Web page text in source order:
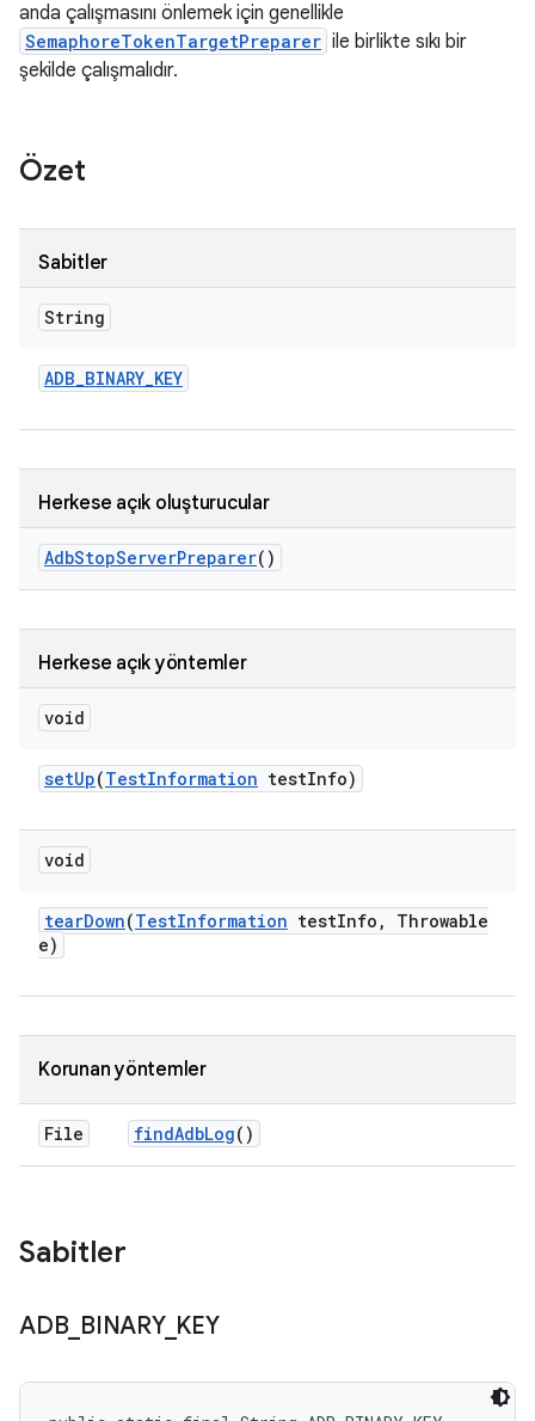
anda çalışmasını önlemek için genellikle
SemaphoreTokenTargetPreparer ile birlikte sıkı bir
şekilde çalışmalıdır.
Özet
Sabitler
String
ADB_BINARY_KEY
Herkese açık oluşturucular
AdbStopServerPreparer()
Herkese açık yöntemler
void
setUp(TestInformation testInfo)
void
tearDown(TestInformation testInfo ,
Throwable
e)
Korunan yöntemler
File findAdbLog()
Sabitler
ADB_ BINARY_ KEY